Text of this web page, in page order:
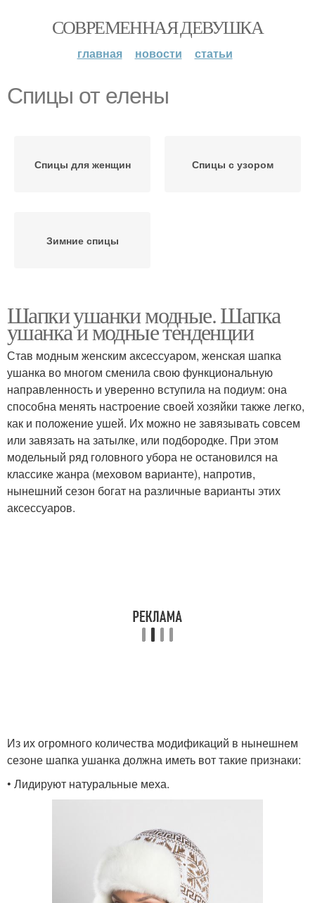
СОВРЕМЕННАЯ ДЕВУШКА
главная новости статьи
Спицы от елены
Спицы для женщин Спицы с узором
Зимние спицы
Шапки ушанки модные. Шапка
ушанка и модные тенденции
Став модным женским аксессуаром, женская шапка
ушанка во многом сменила свою функциональную
направленность и уверенно вступила на подиум: она
способна менять настроение своей хозяйки также легко,
как и положение ушей. Их можно не завязывать совсем
или завязать на затылке, или подбородке. При этом
модельный ряд головного убора не остановился на
классике жанра (меховом варианте), напротив,
нынешний сезон богат на различные варианты этих
аксессуаров.
Из их огромного количества модификаций в нынешнем
сезоне шапка ушанка должна иметь вот такие признаки:
• Лидируют натуральные меха.